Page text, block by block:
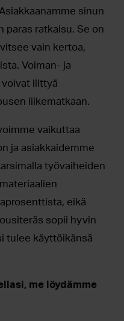
sinun
paras ratkaisu. Se on
vain kertoa,
Voiman- ja
liittyä
liikematkaan.
vaikuttaa
ja asiakkaidemme
työvaiheiden
eikä
sopii hyvin
tulee käyttöikänsä
me löydämme